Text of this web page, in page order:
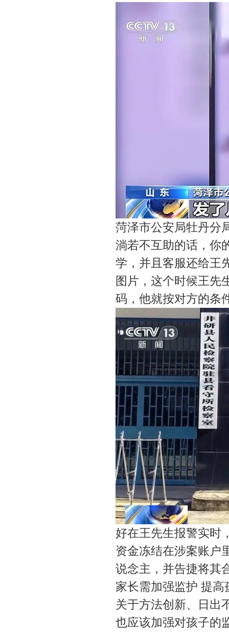
菏泽市公安局牡丹分
淌若不互助的话，你
学，并且客服还给王
图片，这个时候王先
码，他就按对方的条
好在王先生报警实时
资金冻结在涉案账户
说念主，并告捷将其
家长需加强监护 提高
关于方法创新、日出
也应该加强对孩子的